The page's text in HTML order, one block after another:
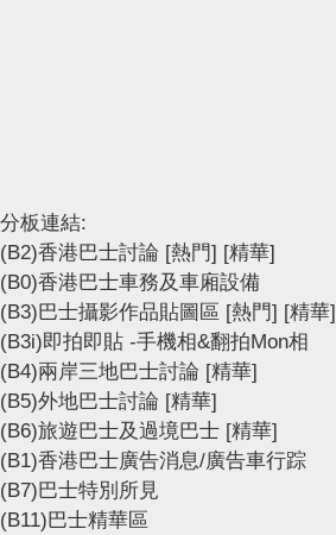
分板連結:
(B2)香港巴士討論 [熱門] [精華]
(B0)香港巴士車務及車廂設備
(B3)巴士攝影作品貼圖區 [熱門] [精華]
(B3i)即拍即貼 -手機相&翻拍Mon相
(B4)兩岸三地巴士討論 [精華]
(B5)外地巴士討論 [精華]
(B6)旅遊巴士及過境巴士 [精華]
(B1)香港巴士廣告消息/廣告車行踪
(B7)巴士特別所見
(B11)巴士精華區